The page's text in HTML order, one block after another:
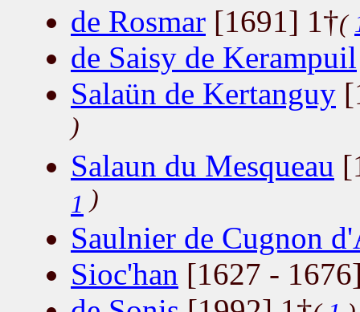
de Rosmar [1691] 1†(
de Saisy de Kerampuil
Salaün de Kertanguy
)
Salaun du Mesqueau
1 )
Saulnier de Cugnon
Sioc'han [1627 -